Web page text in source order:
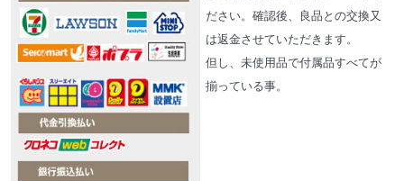
ださい。確認後、良品との交換又
は返金させていただきます。
但し、未使用品で付属品すべてが
揃っている事。